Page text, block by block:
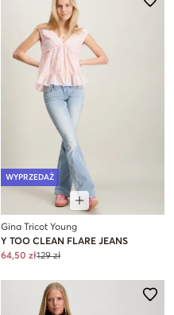
WYPRZEDAŻ
Gina Tricot Young
Y TOO CLEAN FLARE JEANS
64,50 zł129 zł